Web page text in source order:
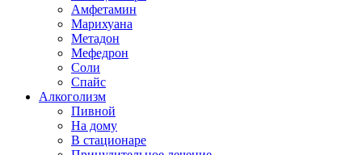
Амфетамин
Марихуана
Метадон
Мефедрон
Соли
Спайс
Алкоголизм
Пивной
На дому
В стационаре